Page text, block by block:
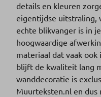
details en kleuren
eigentijdse uitstraling,
echte blikvanger is in
hoogwaardige
materiaal dat vaak
blijft de kwaliteit lang
wanddecoratie is
Muurteksten.nl en dus